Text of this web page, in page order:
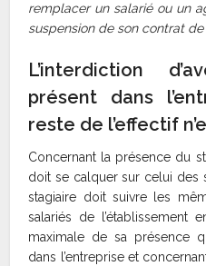
remplacer un salarié ou un
suspension de son contrat
L’interdiction
présent dans
reste de l’effectif
Concernant la présence du
doit se calquer sur celui des
stagiaire doit suivre les
salariés de l’établissement
maximale de sa présence
dans l’entreprise et